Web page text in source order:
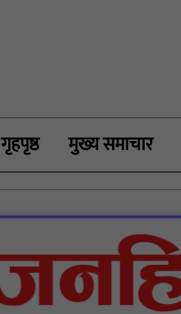
गृहपृष्ठ मुख्य समाचार